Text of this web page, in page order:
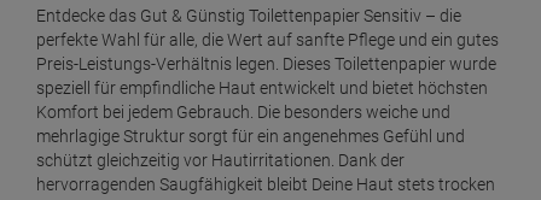
Entdecke das Gut & Günstig Toilettenpapier Sensitiv – die
perfekte Wahl für alle, die Wert auf sanfte Pflege und ein gutes
Preis-Leistungs-Verhältnis legen. Dieses Toilettenpapier wurde
speziell für empfindliche Haut entwickelt und bietet höchsten
Komfort bei jedem Gebrauch. Die besonders weiche und
mehrlagige Struktur sorgt für ein angenehmes Gefühl und
schützt gleichzeitig vor Hautirritationen. Dank der
hervorragenden Saugfähigkeit bleibt Deine Haut stets trocken